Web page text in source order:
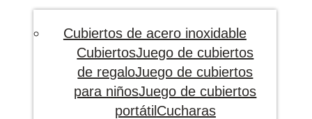
Cubiertos de acero inoxidable
CubiertosJuego de cubiertos
de regaloJuego de cubiertos
para niñosJuego de cubiertos
portátil Cucharas